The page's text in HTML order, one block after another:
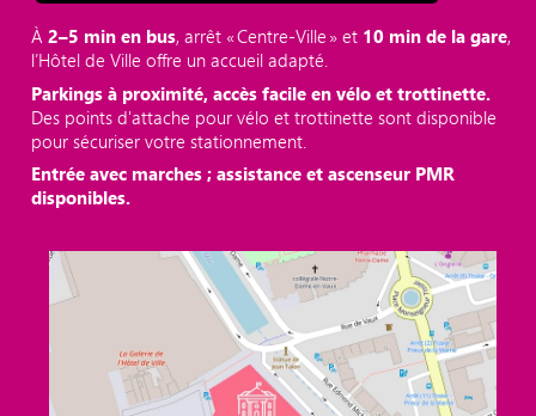
À2–5 min en bus, arrêt « Centre‑Ville » et 10 min de la gare,
l’Hôtel de Ville offre un accueil adapté.
Parkings à proximité, accès facile en vélo et trottinette.
Des points d'attache pour vélo et trottinette sont disponible
pour sécuriser votre stationnement.
Entrée avec marches ; assistance et ascenseur PMR
disponibles.